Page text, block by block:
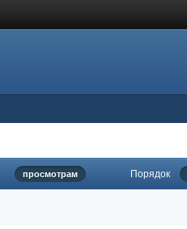
просмотрам Порядок